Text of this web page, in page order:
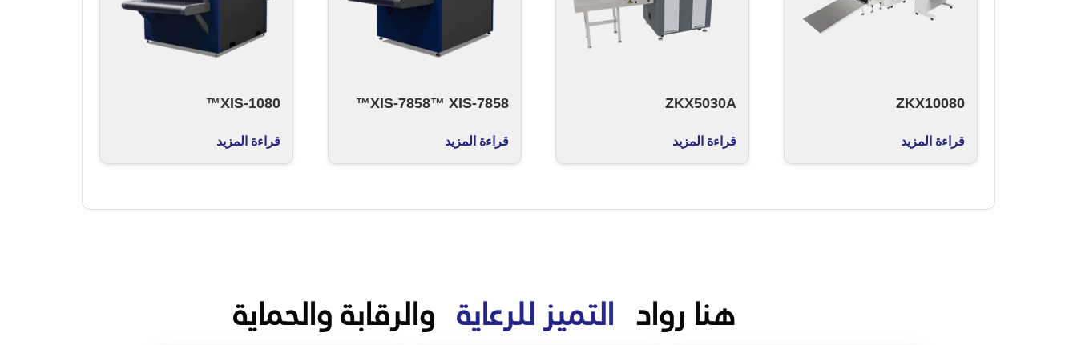
ZKX10080
قراءة المزيد
ZKX5030A
قراءة المزيد
XIS-7858™ XIS-7858™
قراءة المزيد
XIS-1080™
قراءة المزيد
هنا رواد التميز للرعاية والرقابة والحماية